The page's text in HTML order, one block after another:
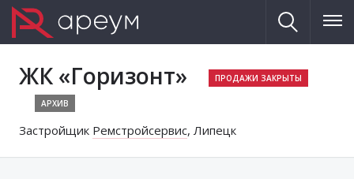
ЖК «Горизонт»
АРХИВ
Застройщик Ремстройсервис, Липецк